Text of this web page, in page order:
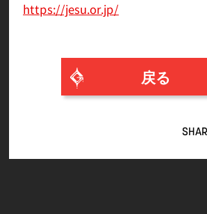
https://jesu.or.jp/
戻る